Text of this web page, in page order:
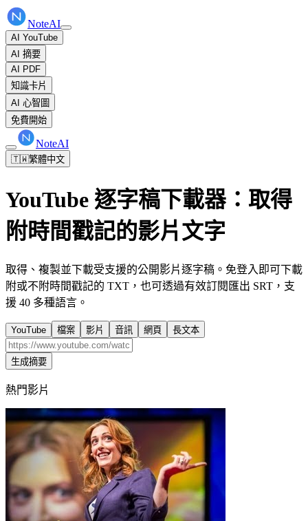
NoteAI
AI YouTube
AI 摘要
AI PDF
知識卡片
AI 心智圖
免費開始
NoteAI
🇹🇼繁體中文
YouTube 逐字稿下載器：取得
附時間戳記的影片文字
取得、複製並下載受支援的公開影片逐字稿。免登入即可下載
附或不附時間戳記的 TXT，也可透過有效訂閱匯出 SRT，支
援 40 多種語言。
YouTube 檔案 影片 音訊 網頁 長文本
生成摘要
熱門影片